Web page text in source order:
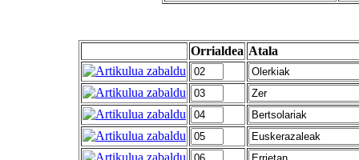
Orrialdea Atala